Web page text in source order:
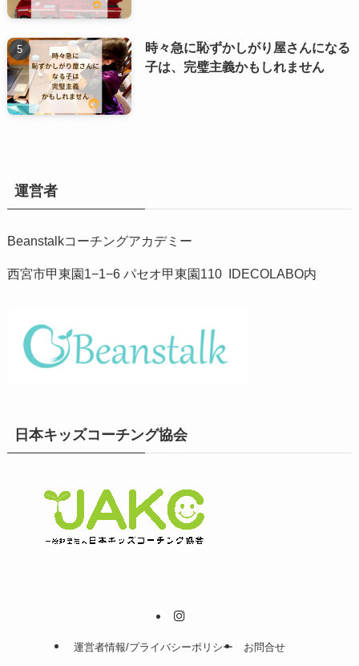
時々急に恥ずかしがり屋さんになる
子は、完璧主義かもしれません
運営者
Beanstalkコーチングアカデミー
西宮市甲東園1−1−6 パセオ甲東園110 IDECOLABO内
日本キッズコーチング協会
運営者情報/プライバシーポリシー お問合せ